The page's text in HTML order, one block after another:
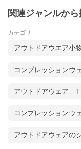
関連ジャンルから
カテゴリ
アウトドアウエア小
コンプレッションウ
アウトドアウェア T
コンプレッションウ
アウトドアウェアの